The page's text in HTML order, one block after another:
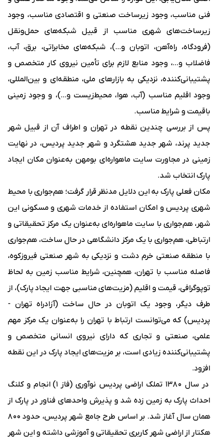
فنی مناسب، وجود زیرساخت صنعتی و اقتصادی مناسب، وجود
زیرساخت‌های شهری مناسب از قبیل شبکه‌های حمل‌ونقل
(فرودگاه، راه‌آهن، اتوبان و...)، شبکه‌های مخابراتی، برق، آب،
فاضلاب و...، وجود منابع لازم برای تأمین نیروی کار متخصص و
پشتیبانی‌کننده، نزدیکی به بازارهای ملی، منطقه‌ای و بین‌المللی،
وجود اقلیم مناسب (آب، هوا، محیط‌زیست و...)، و وجود زمینی
باقیمت و شرایط مناسب.
پس از بررسی چندین نقطه در تهران و اطراف آن از قبیل شهر
جدید پرند، شهر جدید هشتگرد و شهر جدید پردیس، در نهایت
زمینی در مجاورت سایت ماهواره‌ای بومهن به‌عنوان مکان ایجاد
پارک انتخاب شد.
مکان فعلی پارک به این دلایل مدنظر قرار گرفت؛ هم‌جواری با محیط
شهری پردیس و امکان استفاده از خدمات شهری و مسکونی این
شهر، هم‌جواری با سایت ماهواره‌ای به‌عنوان یک مرکز تحقیقاتی و
ارتباطی، هم‌جواری با یک مرکز دانشگاهی در حال ساخت، هم‌جواری
با منطقه صنعتی خرم دشت و نزدیکی به شهر صنعتی فیروزکوه،
فاصله مناسب با تهران، همچنین، شرایط مناسب زمین به لحاظ
توپوگرافی، قیمت و اقلیم (مزیت‌های مناسبی جهت ایجاد پارک)، از
طرف دیگر، وجود یک اتوبان در حال ساخت (آزادراه تهران -
پردیس) که می‌توانست ارتباط با تهران را به‌عنوان یک مرکز مهم
علمی، صنعتی و تجاری که دارای نیروی انسانی متخصص و
پشتیبانی‌کننده زیادی است، بر مزیت‌های ایجاد پارک در این نقطه
افزود.
در سال ۱۳۸۰ تملک اراضی پردیس نوآوری (فاز ۱) انجام و کلنگ
احداث پارک به زمین زده شد و پذیرش واحدهای فناور در پارک از
همان سال آغاز شد. بر اساس طرح جامع شهر پردیس، حدود ۸۰۰
هکتار از اراضی شهر کاربری تحقیقاتی و آموزشی داشته و این شهر